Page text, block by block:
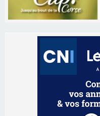
Les brèves
Ucciani – Marché